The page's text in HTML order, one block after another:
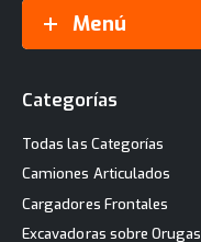
Menú
Categorías
Todas las Categorías
Camiones Articulados
Cargadores Frontales
Excavadoras sobre Orugas